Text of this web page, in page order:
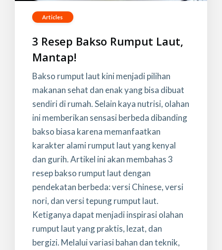
Articles
3 Resep Bakso Rumput Laut,
Mantap!
Bakso rumput laut kini menjadi pilihan
makanan sehat dan enak yang bisa dibuat
sendiri di rumah. Selain kaya nutrisi, olahan
ini memberikan sensasi berbeda dibanding
bakso biasa karena memanfaatkan
karakter alami rumput laut yang kenyal
dan gurih. Artikel ini akan membahas 3
resep bakso rumput laut dengan
pendekatan berbeda: versi Chinese, versi
nori, dan versi tepung rumput laut.
Ketiganya dapat menjadi inspirasi olahan
rumput laut yang praktis, lezat, dan
bergizi. Melalui variasi bahan dan teknik,